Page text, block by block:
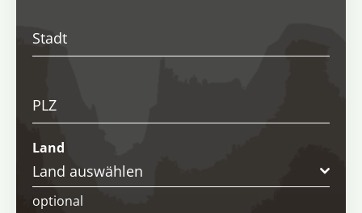
Stadt
PLZ
Land
Land auswählen
optional